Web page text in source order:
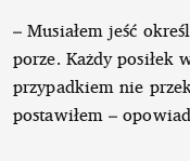
– Musiałem jeść
porze. Każdy posiłek
przypadkiem nie
postawiłem –